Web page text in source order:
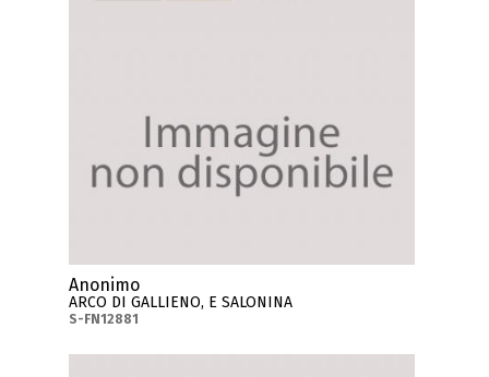
Anonimo
ARCO DI GALLIENO, E SALONINA
S-FN12881